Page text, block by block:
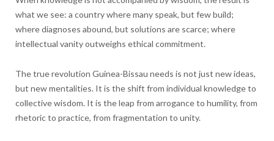
what we see: a country where many speak, but few build;
where diagnoses abound, but solutions are scarce; where
intellectual vanity outweighs ethical commitment.
The true revolution Guinea-Bissau needs is not just new ideas,
but new mentalities. It is the shift from individual knowledge to
collective wisdom. It is the leap from arrogance to humility, from
rhetoric to practice, from fragmentation to unity.